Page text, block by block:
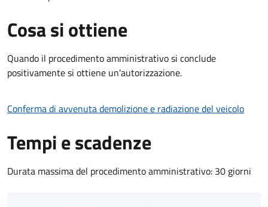
Cosa si ottiene
Quando il procedimento amministrativo si conclude
positivamente si ottiene un'autorizzazione.
Conferma di avvenuta demolizione e radiazione del veicolo
Tempi e scadenze
Durata massima del procedimento amministrativo: 30 giorni